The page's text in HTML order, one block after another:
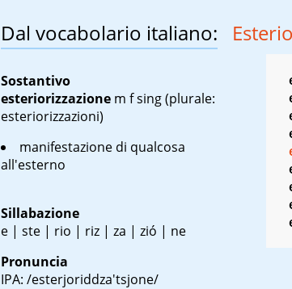
Dal vocabolario italiano:
Sostantivo
esteriorizzazione m f sing(plurale:
esteriorizzazioni)
manifestazione di qualcosa
all'esterno
Sillabazione
e | ste | rio | riz | za | zió | ne
Pronuncia
IPA: /esterjoriddza'tsjone/